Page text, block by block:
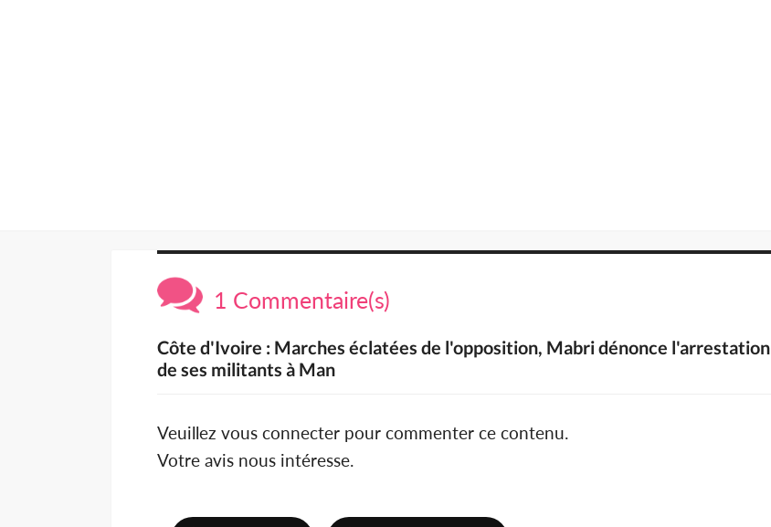
1 Commentaire(s)
Côte d'Ivoire : Marches éclatées de l'opposition, Mabri dénonce l'arrestation
de ses militants à Man
Veuillez vous connecter pour commenter ce contenu.
Votre avis nous intéresse.